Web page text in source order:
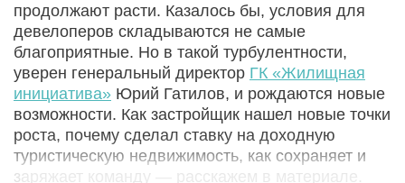
продолжают расти. Казалось бы, условия для
девелоперов складываются не самые
благоприятные. Но в такой турбулентности,
уверен генеральный директор ГК «Жилищная
инициатива» Юрий Гатилов, и рождаются новые
возможности. Как застройщик нашел новые точки
роста, почему сделал ставку на доходную
туристическую недвижимость, как сохраняет и
заряжает команду — расскажем в материале.